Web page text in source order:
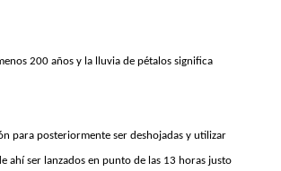
200 años y la lluvia de pétalos significa
para posteriormente ser deshojadas y utilizar
ahí ser lanzados en punto de las 13 horas justo